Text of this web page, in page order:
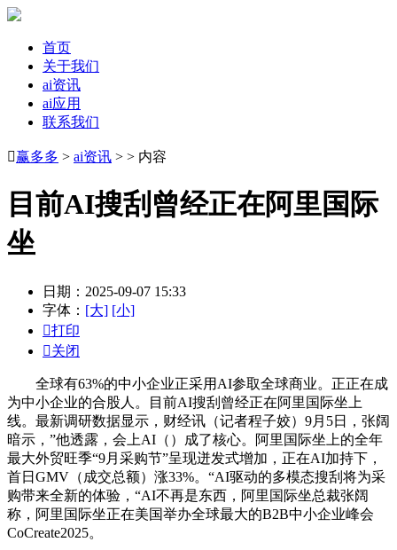
首页
关于我们
ai资讯
ai应用
联系我们
赢多多 > ai资讯 > > 内容
目前AI搜刮曾经正在阿里国际
坐
日期：2025-09-07 15:33
字体： [大] [小]
打印
关闭
全球有63%的中小企业正采用AI参取全球商业。正正在成
为中小企业的合股人。目前AI搜刮曾经正在阿里国际坐上
线。最新调研数据显示，财经讯（记者程子姣）9月5日，张阔
暗示，”他透露，会上AI（）成了核心。阿里国际坐上的全年
最大外贸旺季“9月采购节”呈现迸发式增加，正在AI加持下，
首日GMV（成交总额）涨33%。“AI驱动的多模态搜刮将为采
购带来全新的体验，“AI不再是东西，阿里国际坐总裁张阔
称，阿里国际坐正在美国举办全球最大的B2B中小企业峰会
CoCreate2025。